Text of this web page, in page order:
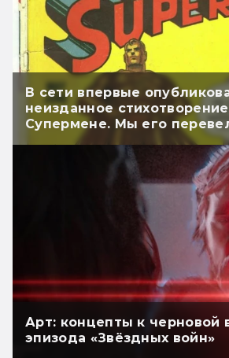
В сети впервые
неизданное
Супермене. Мы его
Арт: концепты к черновой
эпизода «Звёздных войн»